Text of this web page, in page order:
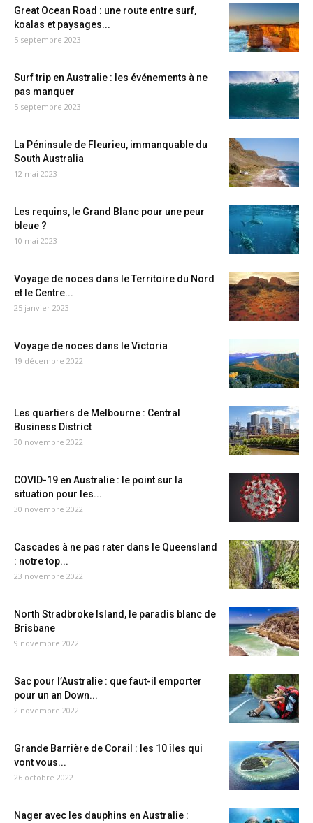
Great Ocean Road : une route entre surf,
koalas et paysages...
5 septembre 2023
Surf trip en Australie : les événements à ne
pas manquer
5 septembre 2023
La Péninsule de Fleurieu, immanquable du
South Australia
12 mai 2023
Les requins, le Grand Blanc pour une peur
bleue ?
10 mai 2023
Voyage de noces dans le Territoire du Nord
et le Centre...
25 janvier 2023
Voyage de noces dans le Victoria
19 décembre 2022
Les quartiers de Melbourne : Central
Business District
30 novembre 2022
COVID-19 en Australie : le point sur la
situation pour les...
30 novembre 2022
Cascades à ne pas rater dans le Queensland
: notre top...
23 novembre 2022
North Stradbroke Island, le paradis blanc de
Brisbane
9 novembre 2022
Sac pour l’Australie : que faut-il emporter
pour un an Down...
2 novembre 2022
Grande Barrière de Corail : les 10 îles qui
vont vous...
26 octobre 2022
Nager avec les dauphins en Australie :